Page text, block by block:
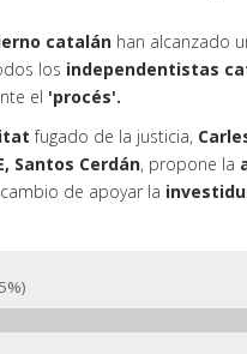
catalán han alcanzado
los independentistas
el 'procés'.
fugado de la justicia,
Santos Cerdán, propone la
de apoyar la